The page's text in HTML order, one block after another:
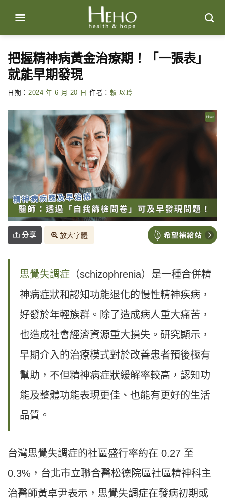
content
把握精神病黃金治療期！「一張表」
就能早期發現
日期： 2024 年 6 月 20 日 作者： 賴 以玲
分享 放大字體
思覺失調症 （schizophrenia）是一種合併精
神病症狀和認知功能退化的慢性精神疾病，
好發於年輕族群。除了造成病人重大痛苦，
也造成社會經濟資源重大損失。研究顯示，
早期介入的治療模式對於改善患者預後極有
幫助，不但精神病症狀緩解率較高，認知功
能及整體功能表現更佳、也能有更好的生活
品質。
台灣思覺失調症的社區盛行率約在 0.27 至
0.3%，台北市立聯合醫松德院區社區精神科主
治醫師黃卓尹表示，思覺失調症在發病初期或